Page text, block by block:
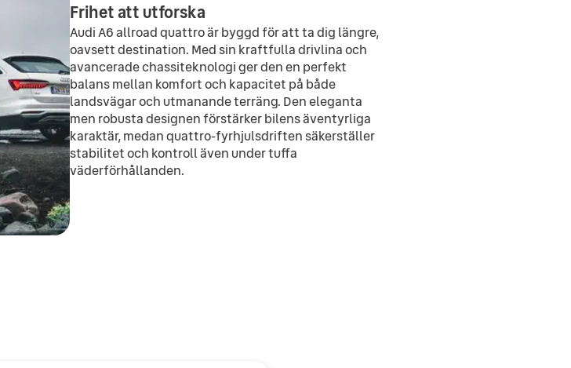
Frihet att utforska
Audi A6 allroad quattro är byggd för att ta dig längre,
oavsett destination. Med sin kraftfulla drivlina och
avancerade chassiteknologi ger den en perfekt
balans mellan komfort och kapacitet på både
landsvägar och utmanande terräng. Den eleganta
men robusta designen förstärker bilens äventyrliga
karaktär, medan quattro-fyrhjulsdriften säkerställer
stabilitet och kontroll även under tuffa
väderförhållanden.